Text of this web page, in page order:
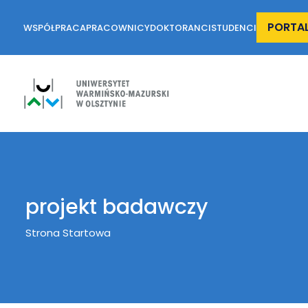
WSPÓŁPRACAPRACOWNICYDOKTORANCISTUDENCI
projekt badawczy
Breadcrumb
Strona Startowa